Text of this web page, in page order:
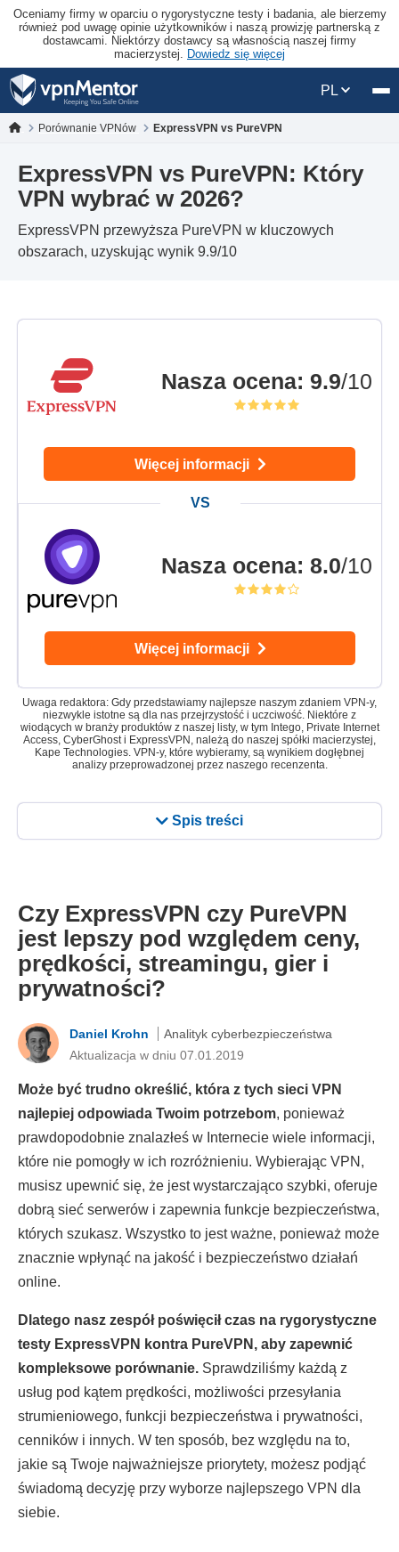
Oceniamy firmy w oparciu o rygorystyczne testy i badania, ale bierzemy
również pod uwagę opinie użytkowników i naszą prowizję partnerską z
dostawcami. Niektórzy dostawcy są własnością naszej firmy
macierzystej. Dowiedz się więcej
PL
Porównanie VPNów ExpressVPN vs PureVPN
ExpressVPN vs PureVPN: Który
VPN wybrać w 2026?
ExpressVPN przewyższa PureVPN w kluczowych
obszarach, uzyskując wynik 9.9/10
Spis treści
Nasza ocena: 9.9/10
Więcej informacji
Nasza ocena: 8.0/10
Więcej informacji
Uwaga redaktora: Gdy przedstawiamy najlepsze naszym zdaniem VPN-y,
niezwykle istotne są dla nas przejrzystość i uczciwość. Niektóre z
wiodących w branży produktów z naszej listy, w tym Intego, Private Internet
Access, CyberGhost i ExpressVPN, należą do naszej spółki macierzystej,
Kape Technologies. VPN-y, które wybieramy, są wynikiem dogłębnej
analizy przeprowadzonej przez naszego recenzenta.
Czy ExpressVPN czy PureVPN
jest lepszy pod względem ceny,
prędkości, streamingu, gier i
prywatności?
Daniel Krohn
Analityk cyberbezpieczeństwa
Aktualizacja w dniu 07.01.2019
Może być trudno określić, która z tych sieci VPN
najlepiej odpowiada Twoim potrzebom, ponieważ
prawdopodobnie znalazłeś w Internecie wiele informacji,
które nie pomogły w ich rozróżnieniu. Wybierając VPN,
musisz upewnić się, że jest wystarczająco szybki, oferuje
dobrą sieć serwerów i zapewnia funkcje bezpieczeństwa,
których szukasz. Wszystko to jest ważne, ponieważ może
znacznie wpłynąć na jakość i bezpieczeństwo działań
online.
Dlatego nasz zespół poświęcił czas na rygorystyczne
testy ExpressVPN kontra PureVPN, aby zapewnić
kompleksowe porównanie. Sprawdziliśmy każdą z
usług pod kątem prędkości, możliwości przesyłania
strumieniowego, funkcji bezpieczeństwa i prywatności,
cenników i innych. W ten sposób, bez względu na to,
jakie są Twoje najważniejsze priorytety, możesz podjąć
świadomą decyzję przy wyborze najlepszego VPN dla
siebie.